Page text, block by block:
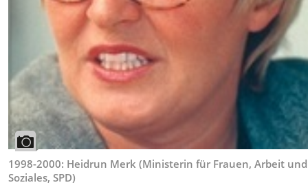
1998-2000: Heidrun Merk (Ministerin für Frauen, Arbeit und
Soziales, SPD)